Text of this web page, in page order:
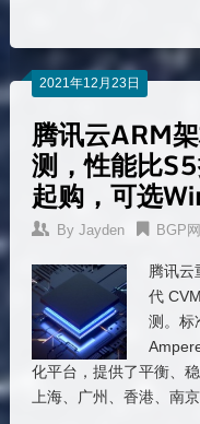
2021年12月23日
腾讯云ARM
测，性能比
起购，可选
By Jayden BGP
腾讯云
代
测。标
化平台，提供了平衡、
上海、广州、香港、南